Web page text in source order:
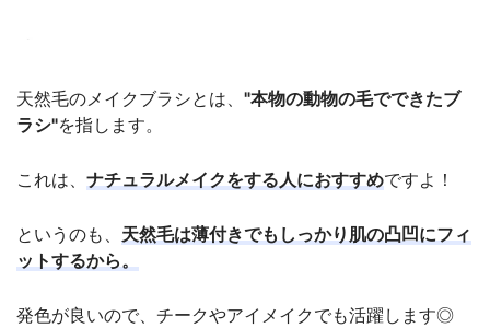
天然毛のメイクブラシとは、 "本物の動物の毛でできたブ
ラシ"を指します。
これは、 ナチュラルメイクをする人におすすめですよ！
というのも、 天然毛は薄付きでもしっかり肌の凸凹にフィ
ットするから。
発色が良いので、チークやアイメイクでも活躍します◎